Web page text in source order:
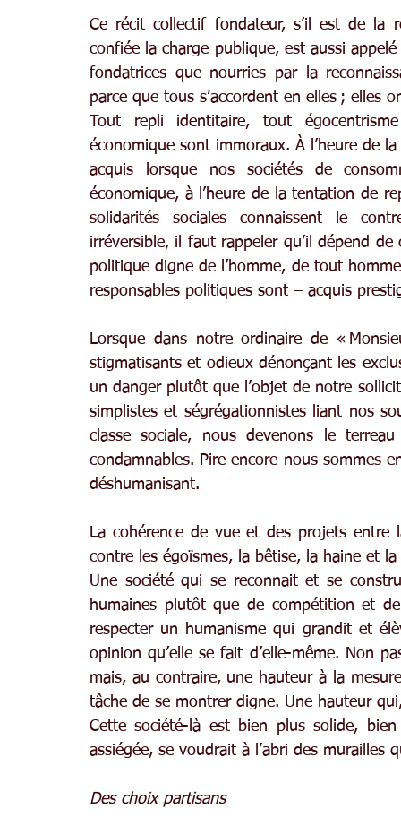
Ce récit collectif fondateur, s’il est de la
confiée la charge publique, est aussi
fondatrices que nourries par la
parce que tous s’accordent en elles ; elles
Tout repli identitaire, tout
économique sont immoraux. À l’heure de
acquis lorsque nos sociétés de
économique, à l’heure de la tentation de
solidarités sociales connaissent le
irréversible, il faut rappeler qu’il dépend
politique digne de l’homme, de tout
responsables politiques sont – acquis
Lorsque dans notre ordinaire de «
stigmatisants et odieux dénonçant les
un danger plutôt que l’objet de notre
simplistes et ségrégationnistes liant nos
classe sociale, nous devenons le
condamnables. Pire encore nous sommes
déshumanisant.
La cohérence de vue et des projets
contre les égoïsmes, la bêtise, la haine et
Une société qui se reconnait et se
humaines plutôt que de compétition et
respecter un humanisme qui grandit et
opinion qu’elle se fait d’elle-même. Non
mais, au contraire, une hauteur à la
tâche de se montrer digne. Une hauteur
Cette société-là est bien plus solide,
assiégée, se voudrait à l’abri des murailles
Des choix partisans